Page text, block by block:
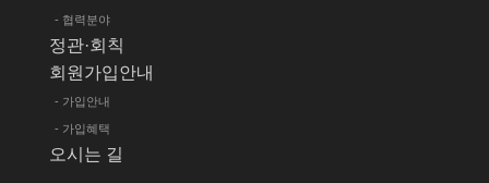
- 협력분야
정관·회칙
회원가입안내
- 가입안내
- 가입혜택
오시는 길